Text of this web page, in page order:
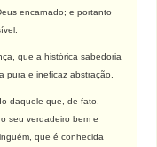
encarnado; e portanto
que a histórica sabedoria
pura e ineficaz abstração.
daquele que, de fato,
seu verdadeiro bem e
que é conhecida